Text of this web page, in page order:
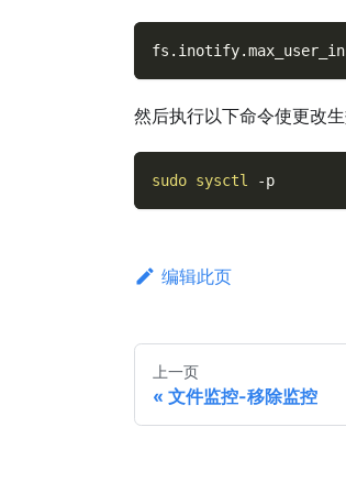
然后执行以下命令使更改生
sudo sysctl -p
编辑此页
上一页
文件监控-移除监控